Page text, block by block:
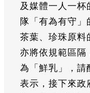
及媒體一人一杯
隊「有為有守」
茶葉、珍珠原料
亦將依規範區隔
為「鮮乳」，請
表示，接下來政